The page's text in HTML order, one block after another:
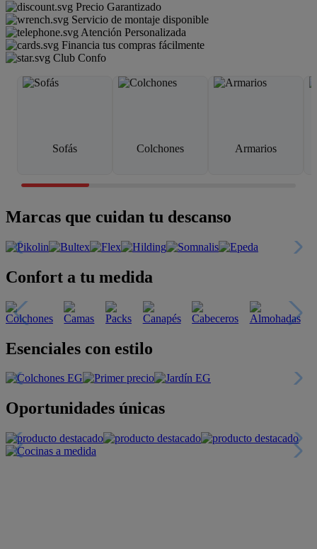
Precio Garantizado
Servicio de montaje disponible
Atención Personalizada
Financia tus compras fácilmente
Club Confo
Sofás Colchones Armarios
Marcas que cuidan tu descanso
Confort a tu medida
Esenciales con estilo
Oportunidades únicas